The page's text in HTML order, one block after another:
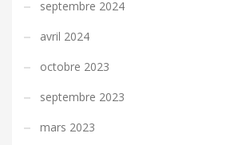
septembre 2024
avril 2024
octobre 2023
septembre 2023
mars 2023